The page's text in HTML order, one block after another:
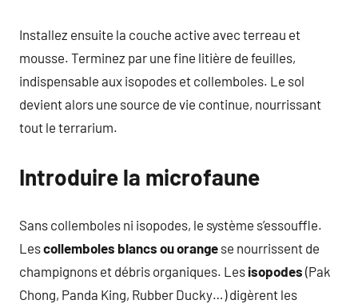
Installez ensuite la couche active avec terreau et
mousse. Terminez par une fine litière de feuilles,
indispensable aux isopodes et collemboles. Le sol
devient alors une source de vie continue, nourrissant
tout le terrarium.
Introduire la microfaune
Sans collemboles ni isopodes, le système s’essouffle.
Lescollemboles blancs ou orange se nourrissent de
champignons et débris organiques. Les isopodes (Pak
Chong, Panda King, Rubber Ducky…) digèrent les